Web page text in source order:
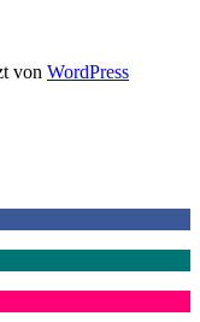
von WordPress